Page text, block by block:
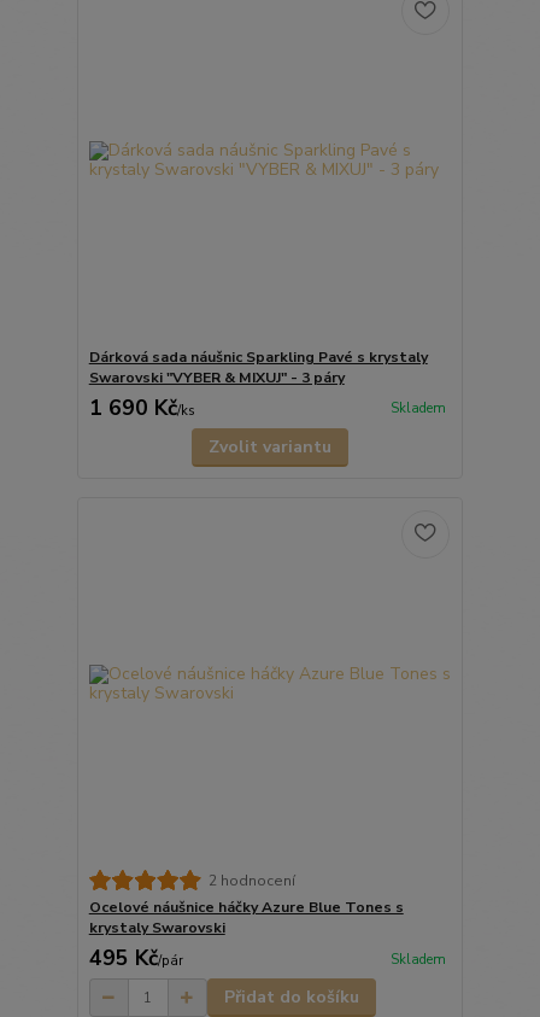
Dárková sada náušnic Sparkling Pavé s krystaly
Swarovski "VYBER & MIXUJ" - 3 páry
1 690 Kč/ks Skladem
Zvolit variantu
2 hodnocení
Ocelové náušnice háčky Azure Blue Tones s
krystaly Swarovski
495 Kč/pár Skladem
Přidat do košíku